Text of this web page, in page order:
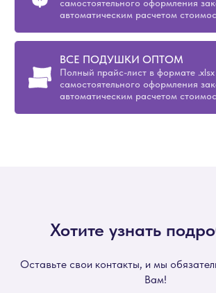
самостоятельного оформления
автоматическим расчетом
ВСЕ ПОДУШКИ ОПТОМ
Полный прайс-лист в формате .xlsx
самостоятельного оформления
автоматическим расчетом
Хотите узнать
Оставьте свои контакты, и мы
Вам!